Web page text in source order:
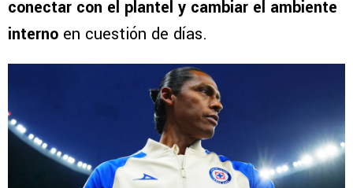
conectar con el plantel y cambiar el ambiente
interno en cuestión de días.